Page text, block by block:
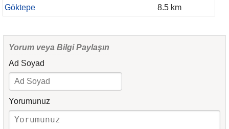
Göktepe
8.5 km
Yorum veya Bilgi Paylaşın
Ad Soyad
Yorumunuz